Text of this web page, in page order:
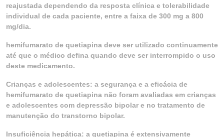
reajustada dependendo da resposta clínica e tolerabilidade
individual de cada paciente, entre a faixa de 300 mg a 800
mg/dia.
hemifumarato de quetiapina deve ser utilizado continuamente
até que o médico defina quando deve ser interrompido o uso
deste medicamento.
Crianças e adolescentes: a segurança e a eficácia de
hemifumarato de quetiapina não foram avaliadas em crianças
e adolescentes com depressão bipolar e no tratamento de
manutenção do transtorno bipolar.
Insuficiência hepática: a quetiapina é extensivamente